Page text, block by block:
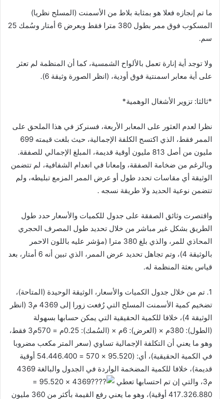
ما تم إنجازه فعلا هو بمثابة بلاط من الأسمنت (المسلح نظريا)
المسكوب فوق ممر بطول 380 مترا فقط وبعرض 6 أمتار وسُمك 25
سم.
ولا توجد أية إنارة تعمل بالألواح الشمسية، كما أن المنظمة لم تعثر
على أية معابر اسمنتية فوق أودية، (انظر الصورة وثيقة 6).
*ثالثا: تزوير الأشغال الوهمية*
نظرا لعدم العثور على المعابر الأربعة، فسنركز في هذا الملحق على
الممر فقط، الذي اكتسح الكلفة الإجمالية، حيث بلغت قيمته 699
مليون من أصل 813 مليون أوقية قديمة، المبلغ الإجمالي للصفقة.
وبالرغم من ضخامة الصفقة، وإمعانا في انعدام الشفافية، لم تتضمن
الوثيقة أي مقاسات تحدد طول أو عرض الممر المزمع تبليطه، ولم
تتضمن نوعية الحديد ولا طريقة نسجه .
واقتصرت وثائق الصفقة على جدول للكميات والأسعار حدد طول
الطريق بشكل غير مباشر من خلال تحديد طول المصرف الحجري
المحاذي للمر، والذي بلغ 380 مترا (مؤشر عليه باللون الاحمر
بالوثيقة 4)، وتم تجاهل تحديد عرض الممر، الذي تبين أنه 6 أمتار، بعد
قياس بعثة المنظمة له.
1. تم من خلال جدول الكميات والأسعار، الوثيقة الوحيدة (المتاحة)،
تضخيم كمية الأسمنت المسلح التي رُفعت زورا إلى 4369 م3 (انظر
الوثيقة 4)، خلافا للكمية الحقيقية التي يمكن حسابها بسهولة
(الطول): 380م × (العرض): 6م × (السُمك): 0.25م = 570م3 فقط،
وهو ما يعني أن التكلفة الإجمالية تساوي (سعر المتر مكعب مضروبا
في الكمية الحقيقية)، أي: (95.520 × 570 = 54.446.400 أوقية
قديمة)، خلافا للكمية المضخمة الواردة في الجدول والبالغة 4369
م3، والتي إن تم احتسابها تعطي
4369 × 95.520 =
417.326.880 أوقية)، وهو ما يعني رفع القيمة بأكثر من 360 مليون